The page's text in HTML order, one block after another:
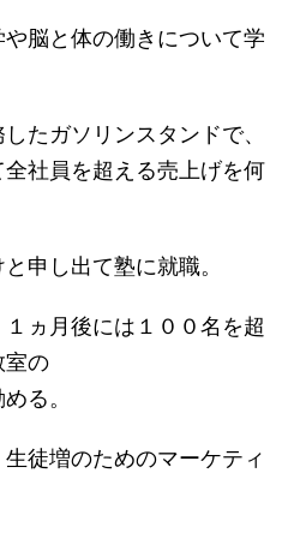
脳と体の働きについて学
たガソリンスタンドで、
社員を超える売上げを何
申し出て塾に就職。
ヵ月後には１００名を超
室の
る。
徒増のためのマーケティ